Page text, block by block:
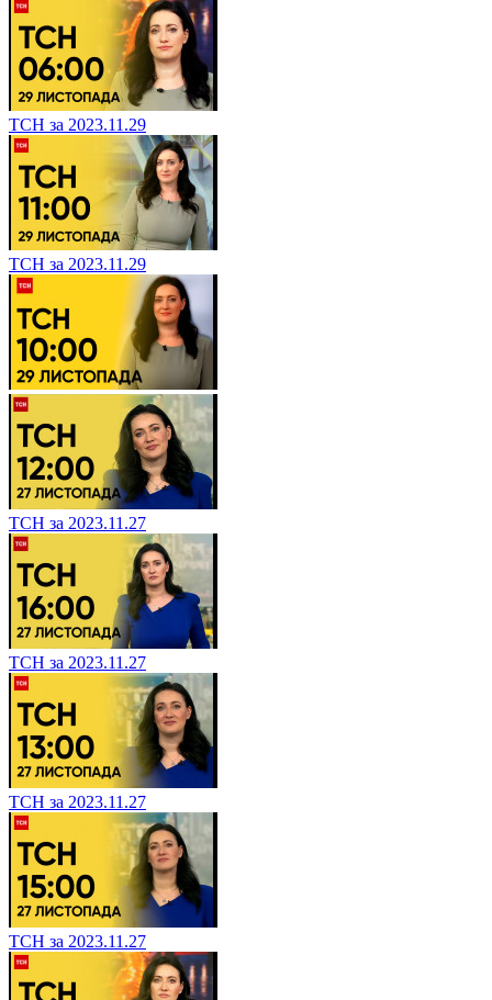
ТСН за 2023.11.29
ТСН за 2023.11.29
ТСН за 2023.11.27
ТСН за 2023.11.27
ТСН за 2023.11.27
ТСН за 2023.11.27